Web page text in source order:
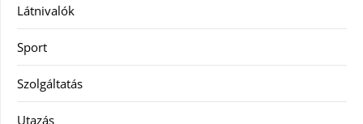
Látnivalók
Sport
Szolgáltatás
Utazás